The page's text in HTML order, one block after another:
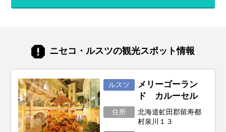
事では、忙しいあなたのために、2泊3日の
届けします。あなただけの特別な北海道旅
行を実現するためのヒントを見つけて、最
ニセコ・ルスツの観光スポット情報
ルスツ
メリーゴーラン
ド カルーセル
住所
北海道虻田郡留寿都
村泉川１３